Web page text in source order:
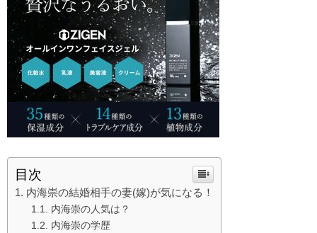
目次
内海崇の結婚相手の妻(嫁)が気になる！
内海崇の人気は？
内海崇の学歴